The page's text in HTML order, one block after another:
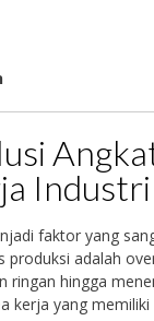
Industri
faktor yang
produksi adalah
ringan hingga
kerja yang memiliki